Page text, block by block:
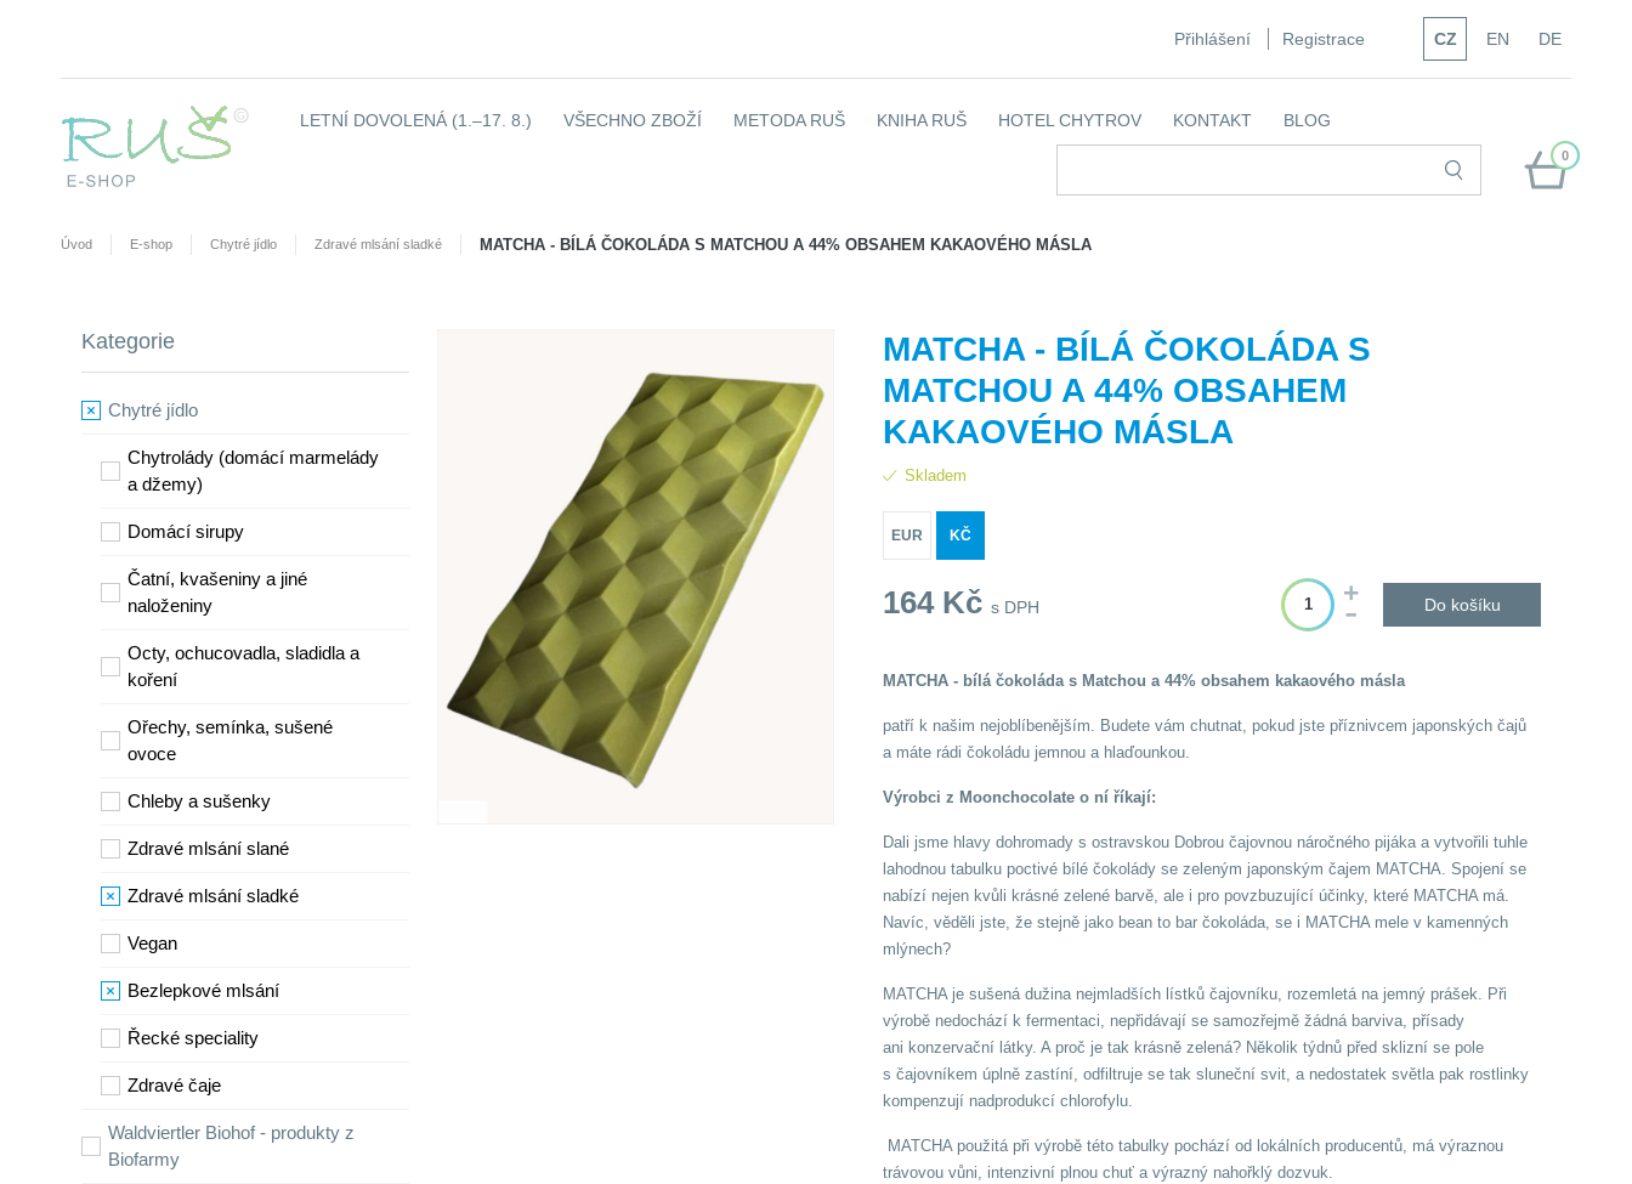
Přihlášení Registrace CZ EN DE
LETNÍ DOVOLENÁ (1.–17. 8.) VŠECHNO ZBOŽÍ METODA RUŠ KNIHA RUŠ HOTEL CHYTROV KONTAKT BLOG
0
Úvod E-shop Chytré jídlo Zdravé mlsání sladké MATCHA - BÍLÁ ČOKOLÁDA S MATCHOU A 44% OBSAHEM KAKAOVÉHO MÁSLA
Kategorie
Chytré jídlo
Chytrolády (domácí marmelády
a džemy)
​Domácí sirupy
Čatní, kvašeniny a jiné
naloženiny
Octy, ochucovadla, sladidla a
koření
Ořechy, semínka, sušené
ovoce
Chleby a sušenky
Zdravé mlsání slané
Zdravé mlsání sladké
Vegan
Bezlepkové mlsání
Řecké speciality
Zdravé čaje
Waldviertler Biohof - produkty z
Biofarmy
MATCHA - BÍLÁ ČOKOLÁDA S
MATCHOU A 44% OBSAHEM
KAKAOVÉHO MÁSLA
Skladem
EUR KČ
164Kč s DPH Do košíku
MATCHA - bílá čokoláda s Matchou a 44% obsahem kakaového másla
patří k našim nejoblíbenějším. Budete vám chutnat, pokud jste příznivcem japonských čajů
a máte rádi čokoládu jemnou a hlaďounkou.
Výrobci z Moonchocolate o ní říkají:
Dali jsme hlavy dohromady s ostravskou Dobrou čajovnou náročného pijáka a vytvořili tuhle
lahodnou tabulku poctivé bílé čokolády se zeleným japonským čajem MATCHA. Spojení se
nabízí nejen kvůli krásné zelené barvě, ale i pro povzbuzující účinky, které MATCHA má.
Navíc, věděli jste, že stejně jako bean to bar čokoláda, se i MATCHA mele v kamenných
mlýnech?
MATCHA je sušená dužina nejmladších lístků čajovníku, rozemletá na jemný prášek. Při
výrobě nedochází k fermentaci, nepřidávají se samozřejmě žádná barviva, přísady
ani konzervační látky. A proč je tak krásně zelená? Několik týdnů před sklizní se pole
s čajovníkem úplně zastíní, odfiltruje se tak sluneční svit, a nedostatek světla pak rostlinky
kompenzují nadprodukcí chlorofylu.
MATCHA použitá při výrobě této tabulky pochází od lokálních producentů, má výraznou
trávovou vůni, intenzivní plnou chuť a výrazný nahořklý dozvuk.